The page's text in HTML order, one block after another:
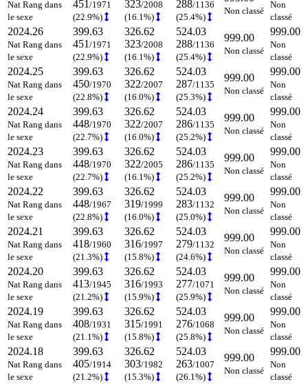
Nat Rang dans
le sexe
451 /1971
(22.9%)
323/2008
(16.1%)
288/1136
(25.4%)
Non classé
Non
classé
2024.26
Nat Rang dans
le sexe
399.63
451 /1971
(22.9%)
326.62
323/2008
(16.1%)
524.03
288/1136
(25.4%)
999.00
Non classé
999.00
Non
classé
2024.25
Nat Rang dans
le sexe
399.63
450/1970
(22.8%)
326.62
322/2007
(16.0%)
524.03
287/1135
(25.3%)
999.00
Non classé
999.00
Non
classé
2024.24
Nat Rang dans
le sexe
399.63
448/1970
(22.7%)
326.62
322/2007
(16.0%)
524.03
286/1135
(25.2%)
999.00
Non classé
999.00
Non
classé
2024.23
Nat Rang dans
le sexe
399.63
448/1970
(22.7%)
326.62
322/2005
(16.1%)
524.03
286/1135
(25.2%)
999.00
Non classé
999.00
Non
classé
2024.22
Nat Rang dans
le sexe
399.63
448/1967
(22.8%)
326.62
319/1999
(16.0%)
524.03
283/1132
(25.0%)
999.00
Non classé
999.00
Non
classé
2024.21
Nat Rang dans
le sexe
399.63
418/1960
(21.3%)
326.62
316/1997
(15.8%)
524.03
279/1132
(24.6%)
999.00
Non classé
999.00
Non
classé
2024.20
Nat Rang dans
le sexe
399.63
413/1945
(21.2%)
326.62
316/1993
(15.9%)
524.03
277/1071
(25.9%)
999.00
Non classé
999.00
Non
classé
2024.19
Nat Rang dans
le sexe
399.63
408/1931
(21.1%)
326.62
315/1991
(15.8%)
524.03
276/1068
(25.8%)
999.00
Non classé
999.00
Non
classé
2024.18
Nat Rang dans
le sexe
399.63
405/1914
(21.2%)
326.62
303/1982
(15.3%)
524.03
263/1007
(26.1%)
999.00
Non classé
999.00
Non
classé